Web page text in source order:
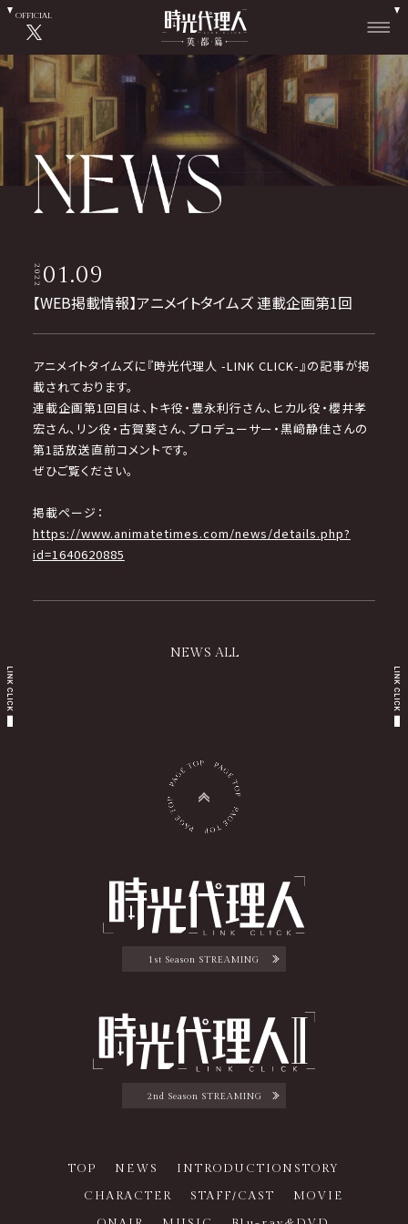
OFFICIAL
202201.09
【WEB掲載情報】アニメイトタイムズ 連載企画第1回
アニメイトタイムズに『時光代理人 -LINK CLICK-』の記事が掲
載されております。
連載企画第1回目は、トキ役・豊永利行さん、ヒカル役・櫻井孝
宏さん、リン役・古賀葵さん、プロデューサー・黒﨑静佳さんの
第1話放送直前コメントです。
ぜひご覧ください。
掲載ページ：
https://www.animatetimes.com/news/details.php?
id=1640620885
NEWS ALL
1st Season STREAMING
2nd Season STREAMING
TOP NEWS INTRODUCTION STORY
CHARACTER
STAFF/CAST
MOVIE